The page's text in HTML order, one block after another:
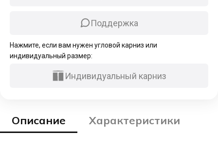
Поддержка
Нажмите, если вам нужен угловой карниз или
индивидуальный размер:
Индивидуальный карниз
Описание Характеристики